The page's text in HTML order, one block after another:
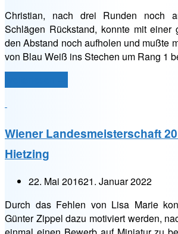
Christian, nach drei Runden noch
Schlägen Rückstand, konnte mit einer
den Abstand noch aufholen und mußte
von Blau Weiß ins Stechen um Rang 1
Savoyen
Wiener Landesmeisterschaft
Hietzing
22. Mai 201621. Januar 2022
Durch das Fehlen von Lisa Marie
Günter Zippel dazu motiviert werden,